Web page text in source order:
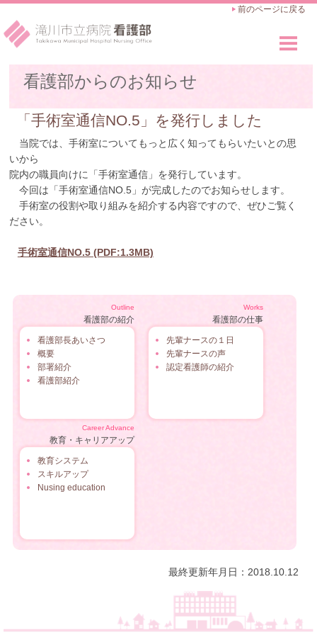
前のページに戻る
看護部のご紹介
Outline
看護師の仕事
Works
教育・キャリアアップ
Career Advance
採用のご案内
Recruit
看護部からのお知らせ
「手術室通信NO.5」を発行しました
当院では、手術室についてもっと広く知ってもらいたいとの思
いから
院内の職員向けに「手術室通信」を発行しています。
今回は「手術室通信NO.5」が完成したのでお知らせします。
手術室の役割や取り組みを紹介する内容ですので、ぜひご覧く
ださい。
手術室通信NO.5 (PDF:1.3MB)
Outline
看護部の紹介
看護部長あいさつ
概要
部署紹介
看護部紹介
Works
看護部の仕事
先輩ナースの１日
先輩ナースの声
認定看護師の紹介
Career Advance
教育・キャリアアップ
教育システム
スキルアップ
Nusing education
最終更新年月日：2018.10.12